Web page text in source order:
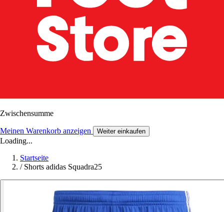
Zwischensumme
Meinen Warenkorb anzeigen Weiter einkaufen
Loading...
Startseite
/ Shorts adidas Squadra25